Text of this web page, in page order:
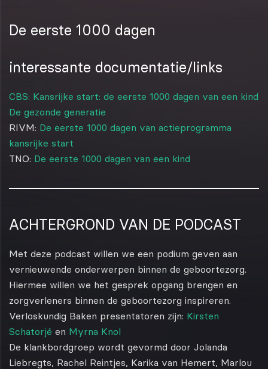
De eerste 1000 dagen
interessante documentatie/links
CBS: Kansrijke start: de eerste 1000 dagen van een kind
De gezonde generatie
RIVM: De eerste 1000 dagen van actieprogramma
kansrijke start
TNO: De eerste 1000 dagen van een kind
ACHTERGROND VAN DE PODCAST
Met deze podcast willen we een podium geven aan
vernieuwende onderwerpen binnen de geboortezorg.
Hiermee willen we het gesprek opgang brengen en
zorgverleners binnen de geboortezorg inspireren.
Verloskundig Baken presentatoren zijn: Kirsten
Schatorjé en Myrna Knol
De klankbordgroep wordt gevormd door Jolanda
Liebregts, Rachel Reintjes, Karika van Hemert, Marlou